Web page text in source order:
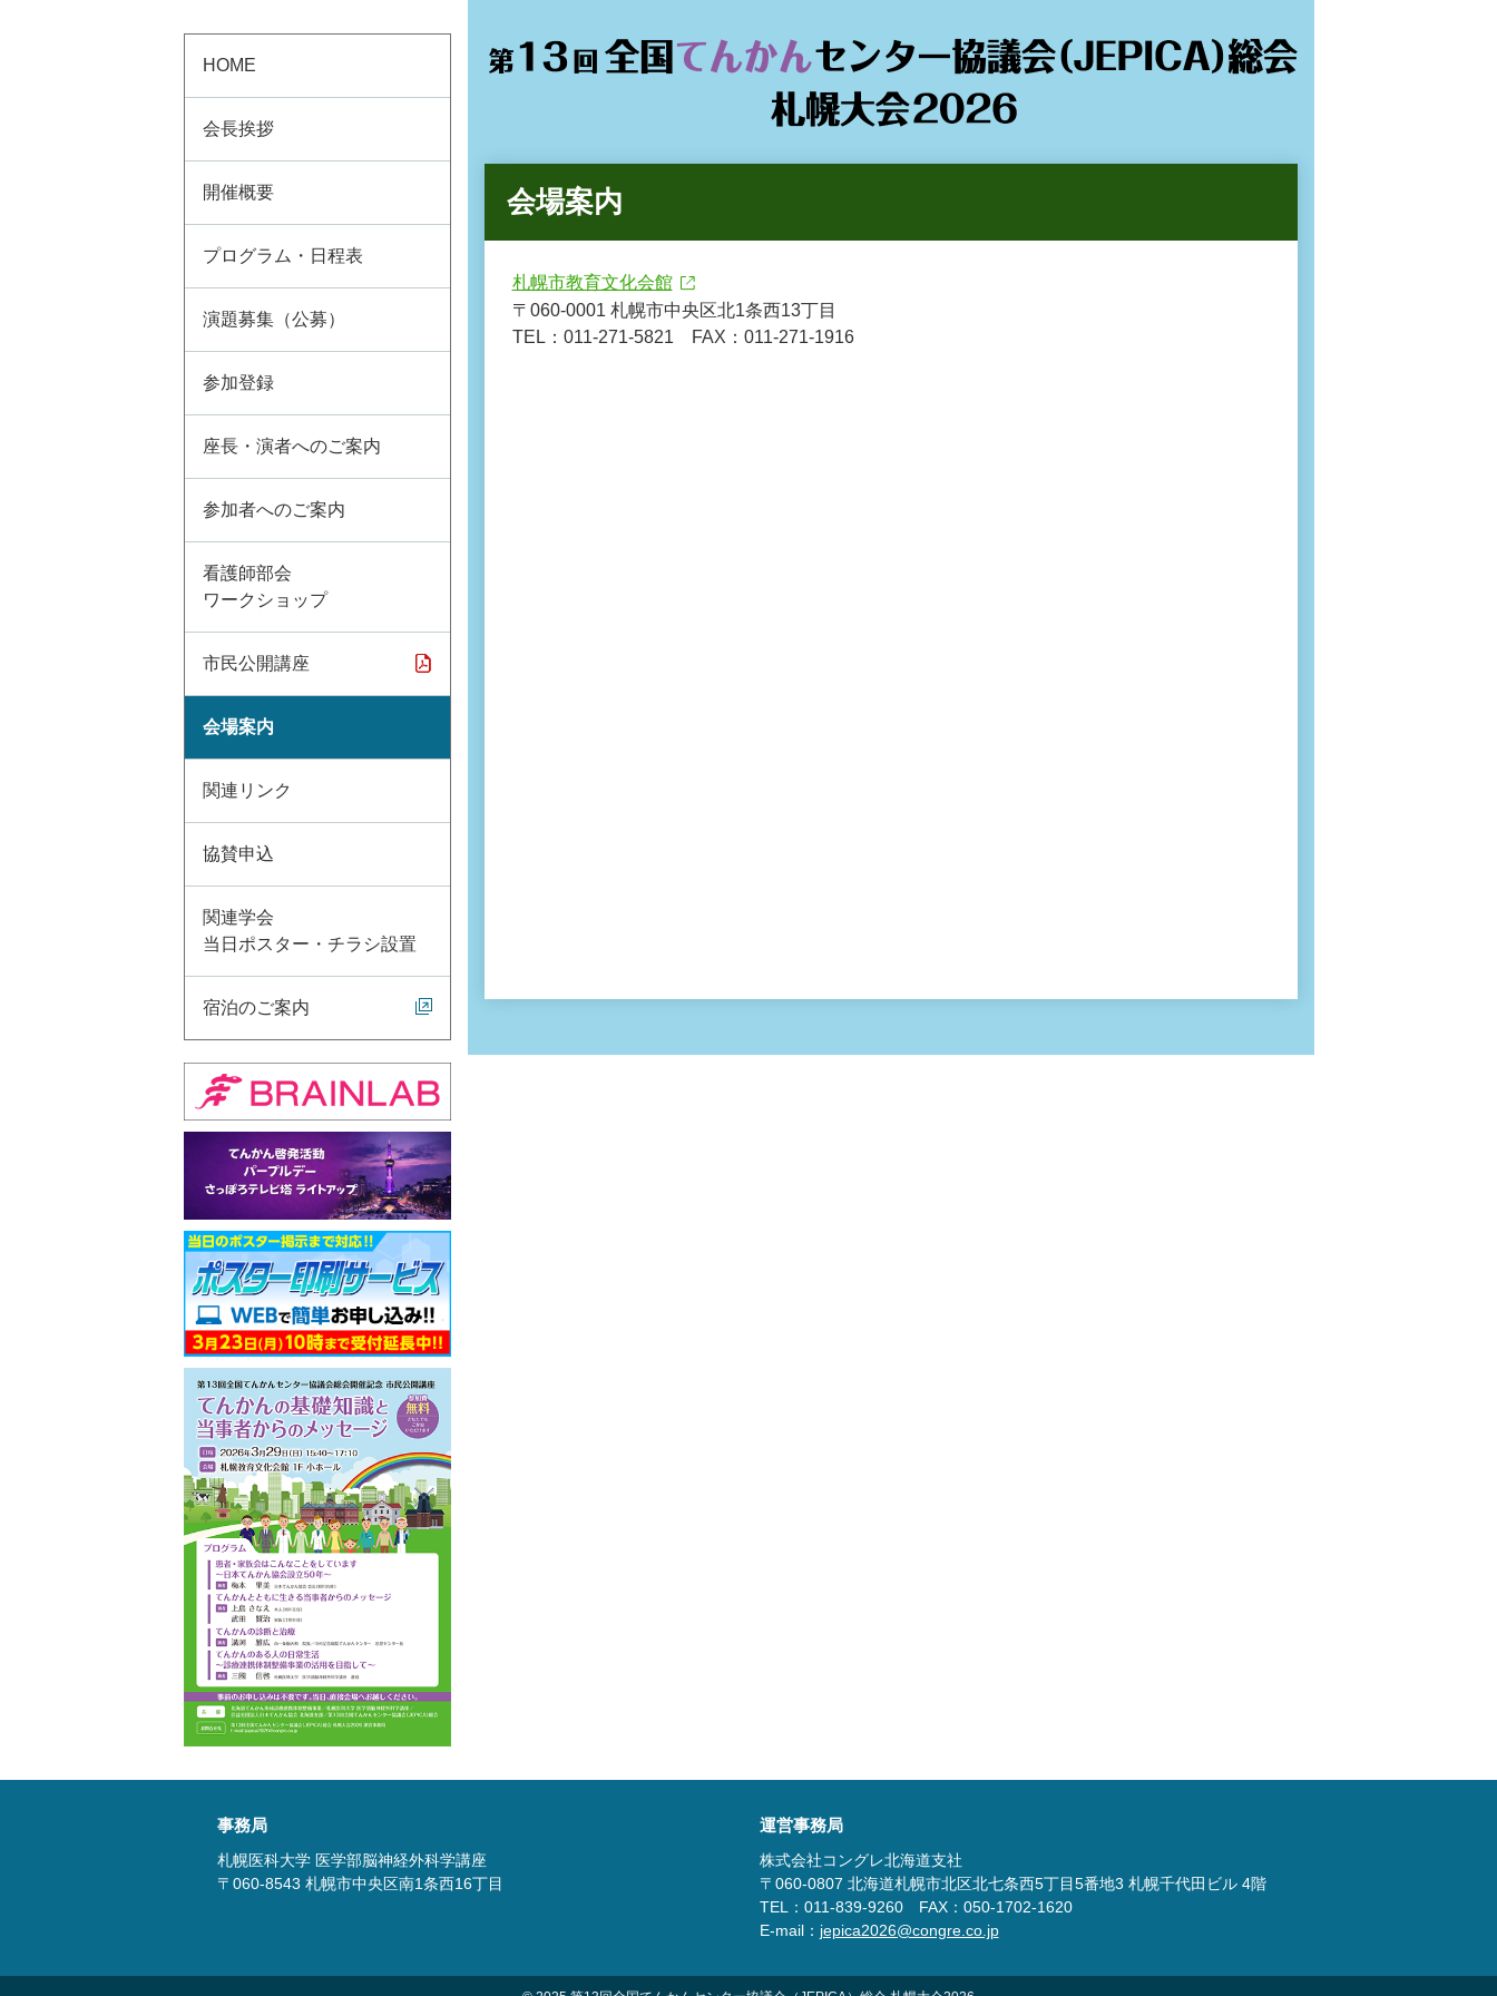
HOME
会長挨拶
開催概要
プログラム・日程表
演題募集（公募）
参加登録
座長・演者へのご案内
参加者へのご案内
看護師部会
ワークショップ
市民公開講座
会場案内
関連リンク
協賛申込
関連学会
当日ポスター・チラシ設置
宿泊のご案内
会場案内
札幌市教育文化会館
〒060-0001 札幌市中央区北1条西13丁目
TEL：011-271-5821 FAX：011-271-1916
事務局
札幌医科大学 医学部脳神経外科学講座
〒060-8543 札幌市中央区南1条西16丁目
運営事務局
株式会社コングレ北海道支社
〒060-0807 北海道札幌市北区北七条西5丁目5番地3 札幌千代田ビル 4階
TEL：011-839-9260 FAX：050-1702-1620
E-mail： jepica2026@congre.co.jp